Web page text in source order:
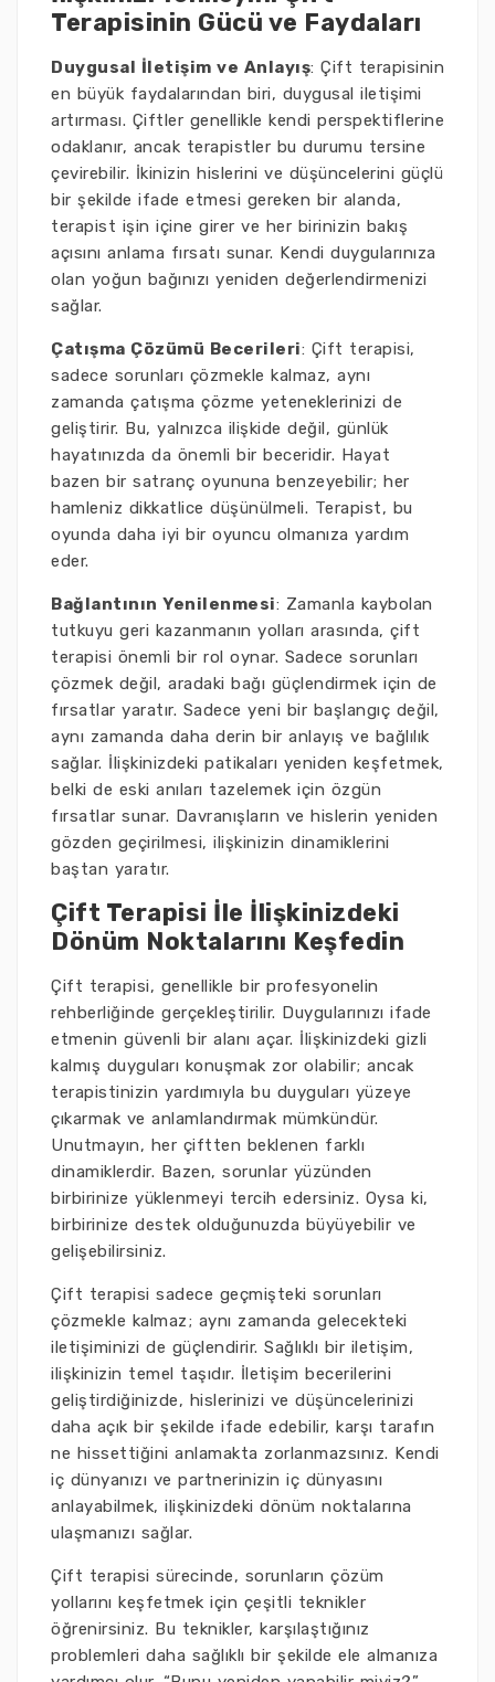
Terapisinin Gücü ve Faydaları
Duygusal İletişim ve Anlayış: Çift terapisinin
en büyük faydalarından biri, duygusal iletişimi
artırması. Çiftler genellikle kendi perspektiflerine
odaklanır, ancak terapistler bu durumu tersine
çevirebilir. İkinizin hislerini ve düşüncelerini güçlü
bir şekilde ifade etmesi gereken bir alanda,
terapist işin içine girer ve her birinizin bakış
açısını anlama fırsatı sunar. Kendi duygularınıza
olan yoğun bağınızı yeniden değerlendirmenizi
sağlar.
Çatışma Çözümü Becerileri: Çift terapisi,
sadece sorunları çözmekle kalmaz, aynı
zamanda çatışma çözme yeteneklerinizi de
geliştirir. Bu, yalnızca ilişkide değil, günlük
hayatınızda da önemli bir beceridir. Hayat
bazen bir satranç oyununa benzeyebilir; her
hamleniz dikkatlice düşünülmeli. Terapist, bu
oyunda daha iyi bir oyuncu olmanıza yardım
eder.
Bağlantının Yenilenmesi: Zamanla kaybolan
tutkuyu geri kazanmanın yolları arasında, çift
terapisi önemli bir rol oynar. Sadece sorunları
çözmek değil, aradaki bağı güçlendirmek için de
fırsatlar yaratır. Sadece yeni bir başlangıç değil,
aynı zamanda daha derin bir anlayış ve bağlılık
sağlar. İlişkinizdeki patikaları yeniden keşfetmek,
belki de eski anıları tazelemek için özgün
fırsatlar sunar. Davranışların ve hislerin yeniden
gözden geçirilmesi, ilişkinizin dinamiklerini
baştan yaratır.
Çift Terapisi İle İlişkinizdeki
Dönüm Noktalarını Keşfedin
Çift terapisi, genellikle bir profesyonelin
rehberliğinde gerçekleştirilir. Duygularınızı ifade
etmenin güvenli bir alanı açar. İlişkinizdeki gizli
kalmış duyguları konuşmak zor olabilir; ancak
terapistinizin yardımıyla bu duyguları yüzeye
çıkarmak ve anlamlandırmak mümkündür.
Unutmayın, her çiftten beklenen farklı
dinamiklerdir. Bazen, sorunlar yüzünden
birbirinize yüklenmeyi tercih edersiniz. Oysa ki,
birbirinize destek olduğunuzda büyüyebilir ve
gelişebilirsiniz.
Çift terapisi sadece geçmişteki sorunları
çözmekle kalmaz; aynı zamanda gelecekteki
iletişiminizi de güçlendirir. Sağlıklı bir iletişim,
ilişkinizin temel taşıdır. İletişim becerilerini
geliştirdiğinizde, hislerinizi ve düşüncelerinizi
daha açık bir şekilde ifade edebilir, karşı tarafın
ne hissettiğini anlamakta zorlanmazsınız. Kendi
iç dünyanızı ve partnerinizin iç dünyasını
anlayabilmek, ilişkinizdeki dönüm noktalarına
ulaşmanızı sağlar.
Çift terapisi sürecinde, sorunların çözüm
yollarını keşfetmek için çeşitli teknikler
öğrenirsiniz. Bu teknikler, karşılaştığınız
problemleri daha sağlıklı bir şekilde ele almanıza